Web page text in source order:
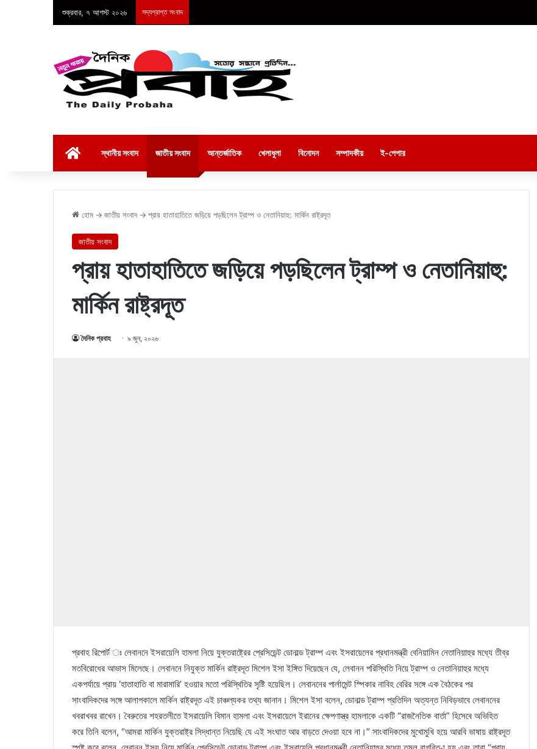
শুক্রবার, ৭ আগস্ট ২০২৬ সদ্যপ্রাপ্ত সংবাদ
স্থানীয় সংবাদ জাতীয় সংবাদ আন্তর্জাতিক খেলাধুলা বিনোদন সম্পাদকীয় ই-পেপার
হোম → জাতীয় সংবাদ → প্রায় হাতাহাতিতে জড়িয়ে পড়ছিলেন ট্রাম্প ও নেতানিয়াহু: মার্কিন রাষ্ট্রদূত
জাতীয় সংবাদ
প্রায় হাতাহাতিতে জড়িয়ে পড়ছিলেন ট্রাম্প ও নেতানিয়াহু:
মার্কিন রাষ্ট্রদূত
দৈনিক প্রবাহ ৯ জুন, ২০২৬
প্রবাহ রিপোর্ট ঃ লেবাননে ইসরায়েলি হামলা নিয়ে যুক্তরাষ্ট্রের প্রেসিডেন্ট ডোনাল্ড ট্রাম্প এবং ইসরায়েলের প্রধানমন্ত্রী বেনিয়ামিন নেতানিয়াহুর মধ্যে তীব্র
মতবিরোধের আভাস মিলেছে। লেবাননে নিযুক্ত মার্কিন রাষ্ট্রদূত মিশেল ইসা ইঙ্গিত দিয়েছেন যে, লেবানন পরিস্থিতি নিয়ে ট্রাম্প ও নেতানিয়াহুর মধ্যে
একপর্যায়ে প্রায় ‘হাতাহাতি বা মারামারি’ হওয়ার মতো পরিস্থিতির সৃষ্টি হয়েছিল। লেবাননের পার্লামেন্ট স্পিকার নাবিহ বেরির সঙ্গে এক বৈঠকের পর
সাংবাদিকদের সঙ্গে আলাপকালে মার্কিন রাষ্ট্রদূত এই চাঞ্চল্যকর তথ্য জানান। মিশেল ইসা বলেন, ডোনাল্ড ট্রাম্প প্রতিদিন অত্যন্ত নিবিড়ভাবে লেবাননের
খবরাখবর রাখেন। বৈরুতের শহরতলীতে ইসরায়েলি বিমান হামলা এবং ইসরায়েলে ইরানের ক্ষেপণাস্ত্র হামলাকে একটি “রাজনৈতিক বার্তা” হিসেবে অভিহিত
করে তিনি বলেন, “আমরা মার্কিন যুক্তরাষ্ট্র সিদ্ধান্ত নিয়েছি যে এই সংঘাত আর বাড়তে দেওয়া হবে না।” সাংবাদিকদের মুখোমুখি হয়ে আরবি ভাষায় রাষ্ট্রদূত